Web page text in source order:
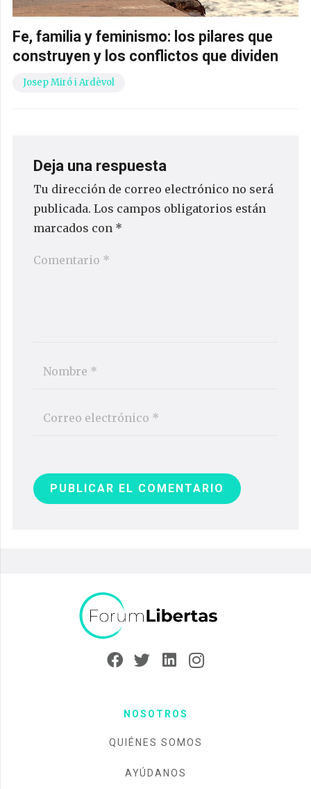
Fe, familia y feminismo: los pilares que
construyen y los conflictos que dividen
Josep Miró i Ardèvol
Deja una respuesta
Tu dirección de correo electrónico no será
publicada. Los campos obligatorios están
marcados con *
PUBLICAR EL COMENTARIO
NOSOTROS
QUIÉNES SOMOS
AYÚDANOS